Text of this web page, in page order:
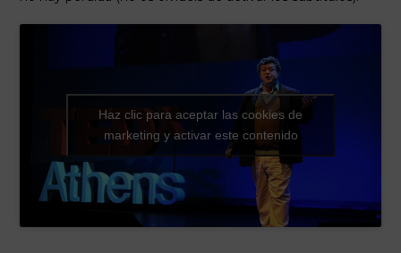
Haz clic para aceptar las cookies de
marketing y activar este contenido